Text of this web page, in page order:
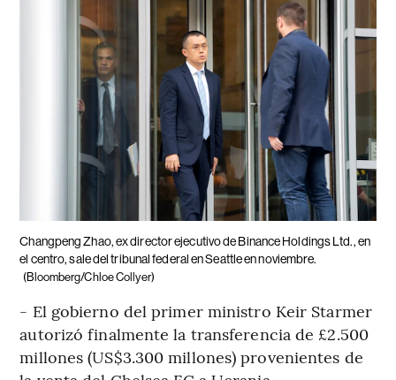
Changpeng Zhao, ex director ejecutivo de Binance Holdings Ltd., en
el centro, sale del tribunal federal en Seattle en noviembre.
(Bloomberg/Chloe Collyer)
- El gobierno del primer ministro Keir Starmer
autorizó finalmente la transferencia de £2.500
millones (US$3.300 millones) provenientes de